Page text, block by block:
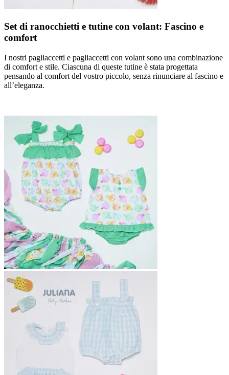
Set di ranocchietti e tutine con volant: Fascino e
comfort
I nostri pagliaccetti e pagliaccetti con volant sono una combinazione
di comfort e stile. Ciascuna di queste tutine è stata progettata
pensando al comfort del vostro piccolo, senza rinunciare al fascino e
all’eleganza.